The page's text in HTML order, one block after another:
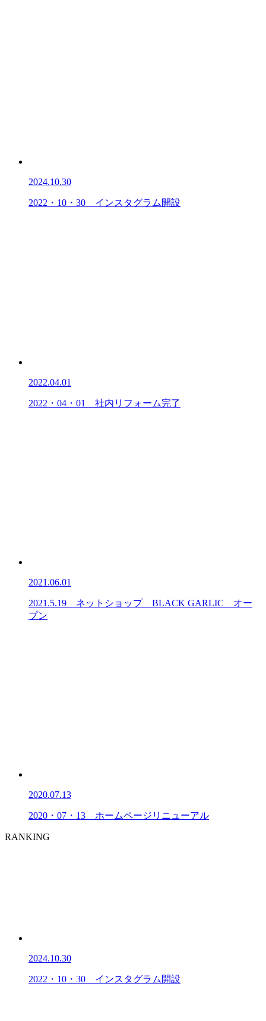
2024.10.30
2022・10・30 インスタグラム開設
2022.04.01
2022・04・01 社内リフォーム完了
2021.06.01
2021.5.19 ネットショップ BLACK GARLIC オー
プン
2020.07.13
2020・07・13 ホームページリニューアル
RANKING
2024.10.30
2022・10・30 インスタグラム開設